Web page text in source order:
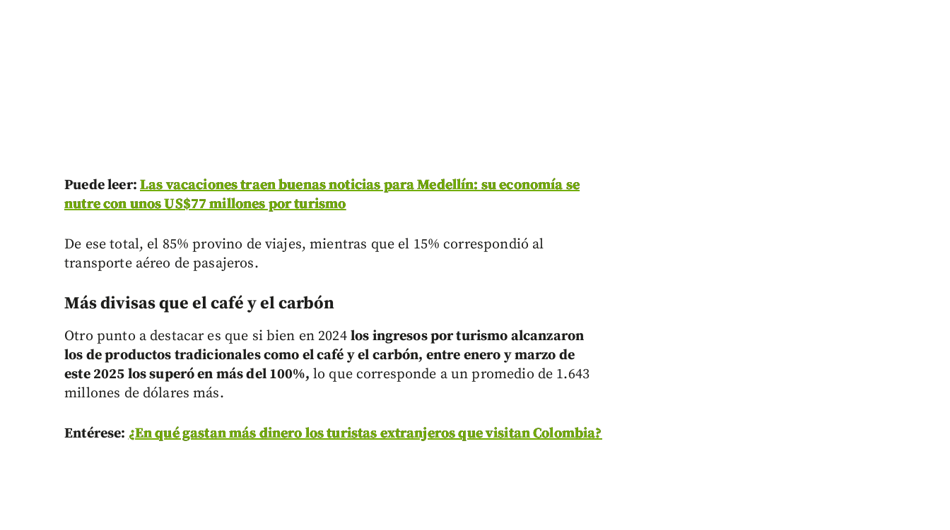
Puede leer: Las vacaciones traen buenas noticias para Medellín: su economía se
nutre con unos US$77 millones por turismo
De ese total, el 85% provino de viajes, mientras que el 15% correspondió al
transporte aéreo de pasajeros.
Más divisas que el café y el carbón
Otro punto a destacar es que si bien en 2024 los ingresos por turismo alcanzaron
los de productos tradicionales como el café y el carbón, entre enero y marzo de
este 2025 los superó en más del 100%, lo que corresponde a un promedio de 1.643
millones de dólares más.
Entérese:¿En qué gastan más dinero los turistas extranjeros que visitan Colombia?